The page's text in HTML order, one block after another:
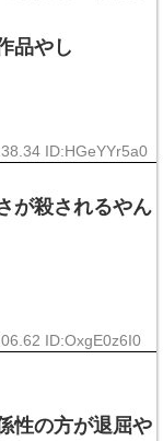
品やし
ID:HGeYYr5a0
が殺されるやん
ID:OxgE0z6I0
性の方が退屈や